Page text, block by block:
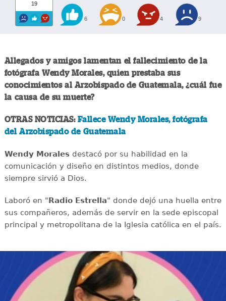
19
6 0 4 9
Allegados y amigos lamentan el fallecimiento de la
fotógrafa Wendy Morales, quien prestaba sus
conocimientos al Arzobispado de Guatemala, ¿cuál fue
la causa de su muerte?
OTRAS NOTICIAS: Fallece Wendy Morales, fotógrafa
del Arzobispado de Guatemala
Wendy Moralesdestacó por su habilidad en la
comunicación y diseño en distintos medios, donde
siempre sirvió a Dios.
Laboró en "Radio Estrella" donde dejó una huella entre
sus compañeros, además de servir en la sede episcopal
principal y metropolitana de la Iglesia católica en el país.